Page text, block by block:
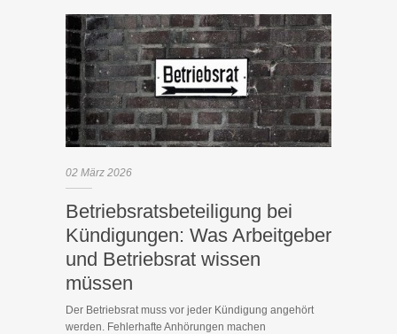
02 März 2026
Betriebsratsbeteiligung bei
Kündigungen: Was Arbeitgeber
und Betriebsrat wissen
müssen
Der Betriebsrat muss vor jeder Kündigung angehört
werden. Fehlerhafte Anhörungen machen